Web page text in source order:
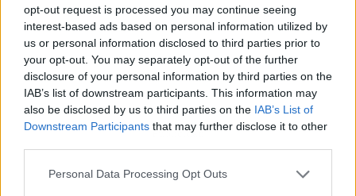
opt-out request is processed you may continue seeing
interest-based ads based on personal information utilized by
us or personal information disclosed to third parties prior to
your opt-out. You may separately opt-out of the further
disclosure of your personal information by third parties on the
IAB’s list of downstream participants. This information may
also be disclosed by us to third parties on the IAB’s List of
Downstream Participants that may further disclose it to other
Personal Data Processing Opt Outs
Publicidad